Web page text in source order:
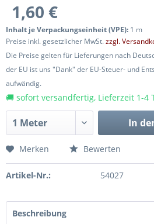
1,60 €
Inhalt je Verpackungseinheit (VPE): 1 m
Preise inkl. gesetzlicher MwSt.zzgl.
Die Preise gelten für Lieferungen nach
der EU ist uns "Dank" der EU-Steuer- und
aufwändig.
🚚 sofort versandfertig, Lieferzeit 1-4
In
Merken Bewerten
Artikel-Nr.: 54027
Beschreibung